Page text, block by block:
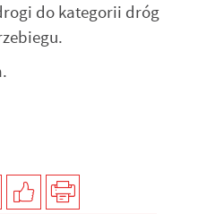
do kategorii dróg